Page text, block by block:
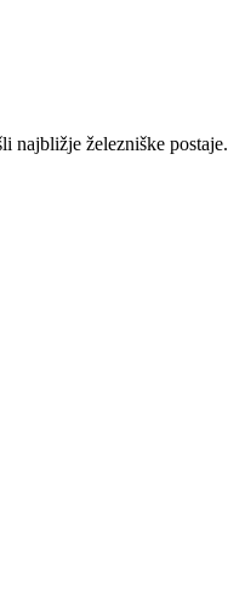
najbližje železniške postaje.